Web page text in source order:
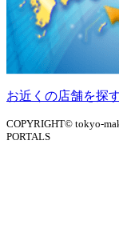
お近くの店舗を探
COPYRIGHT© tokyo-
PORTALS